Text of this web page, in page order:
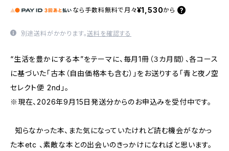
なら 手数料無料で 月々¥1,530から
別途送料がかかります。送料を確認する
“生活を豊かにする本”をテーマに、毎月1冊（３カ月間）、各コース
に基づいた「古本（自由価格本も含む）」をお送りする「青と夜ノ空
セレクト便 2nd」。
※現在、2026年9月15日発送分からのお申込みを受付中です。
知らなかった本、また気になっていたけれど読む機会がなかっ
た本etc 、素敵な本との出会いのきっかけになればと思います。